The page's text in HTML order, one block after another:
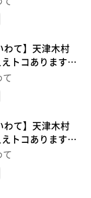
わて】天津木村
トコあります
#16 雫石町
て
わて】天津木村
トコあります
#15 普代村
て